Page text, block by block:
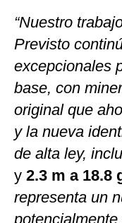
“Nuestro
Previsto
excepcionales
base, con
original que
y la nueva
de alta ley,
y 2.3 m a 18.8
representa un